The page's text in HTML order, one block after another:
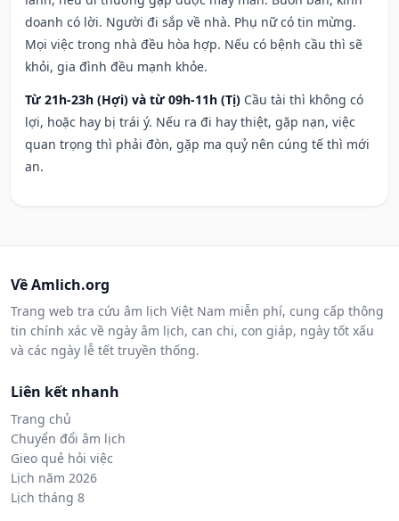
doanh có lời. Người đi sắp về nhà. Phụ nữ có tin mừng.
Mọi việc trong nhà đều hòa hợp. Nếu có bệnh cầu thì sẽ
khỏi, gia đình đều mạnh khỏe.
Từ 21h-23h (Hợi) và từ 09h-11h (Tị) Cầu tài thì không có
lợi, hoặc hay bị trái ý. Nếu ra đi hay thiệt, gặp nạn, việc
quan trọng thì phải đòn, gặp ma quỷ nên cúng tế thì mới
an.
Về Amlich.org
Trang web tra cứu âm lịch Việt Nam miễn phí, cung cấp thông
tin chính xác về ngày âm lịch, can chi, con giáp, ngày tốt xấu
và các ngày lễ tết truyền thống.
Liên kết nhanh
Trang chủ
Chuyển đổi âm lịch
Gieo quẻ hỏi việc
Lịch năm 2026
Lịch tháng 8